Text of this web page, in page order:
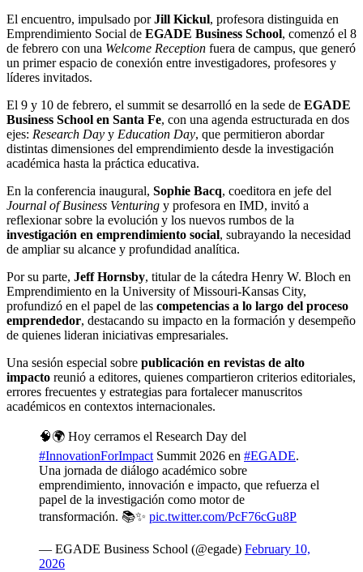
El encuentro, impulsado porJill Kickul, profesora distinguida en
Emprendimiento Social de EGADE Business School, comenzó el 8
de febrero con una Welcome Reception fuera de campus, que generó
un primer espacio de conexión entre investigadores, profesores y
líderes invitados.
El 9 y 10 de febrero, el summit se desarrolló en la sede de EGADE
Business School en Santa Fe, con una agenda estructurada en dos
ejes: Research Day y Education Day, que permitieron abordar
distintas dimensiones del emprendimiento desde la investigación
académica hasta la práctica educativa.
En la conferencia inaugural, Sophie Bacq, coeditora en jefe del
Journal of Business Venturing y profesora en IMD, invitó a
reflexionar sobre la evolución y los nuevos rumbos de la
investigación en emprendimiento social, subrayando la necesidad
de ampliar su alcance y profundidad analítica.
Por su parte, Jeff Hornsby, titular de la cátedra Henry W. Bloch en
Emprendimiento en la University of Missouri-Kansas City,
profundizó en el papel de las competencias a lo largo del proceso
emprendedor, destacando su impacto en la formación y desempeño
de quienes lideran iniciativas empresariales.
Una sesión especial sobre publicación en revistas de alto
impacto reunió a editores, quienes compartieron criterios editoriales,
errores frecuentes y estrategias para fortalecer manuscritos
académicos en contextos internacionales.
🧠🌍 Hoy cerramos el Research Day del
#InnovationForImpactSummit 2026 en #EGADE.
Una jornada de diálogo académico sobre
emprendimiento, innovación e impacto, que refuerza el
papel de la investigación como motor de
transformación. 📚✨ pic.twitter.com/PcF76cGu8P
— EGADE Business School (@egade) February 10,
2026